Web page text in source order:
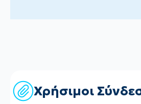
Χρήσιμοι